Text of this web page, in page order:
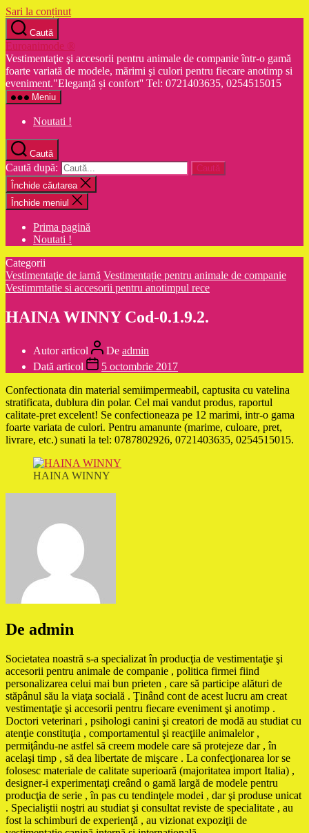
Sari la conținut
Caută
Euroanimode ®
Vestimentaţie şi accesorii pentru animale de companie într-o gamă
foarte variată de modele, mărimi şi culori pentru fiecare anotimp si
eveniment."Eleganță și confort'' Tel: 0721403635, 0254515015
Meniu
Noutati !
Caută
Caută după:
Închide căutarea
Închide meniul
Prima pagină
Noutati !
Categorii
Vestimentaţie de iarnă Vestimentație pentru animale de companie
Vestimrntatie si accesorii pentru anotimpul rece
HAINA WINNY Cod-0.1.9.2.
Autor articol De admin
Dată articol
5 octombrie 2017
Confectionata din material semiimpermeabil, captusita cu vatelina
stratificata, dublura din polar. Cel mai vandut produs, raportul
calitate-pret excelent! Se confectioneaza pe 12 marimi, intr-o gama
foarte variata de culori. Pentru amanunte (marime, culoare, pret,
livrare, etc.) sunati la tel: 0787802926, 0721403635, 0254515015.
HAINA WINNY
De admin
Societatea noastră s-a specializat în producţia de vestimentaţie şi
accesorii pentru animale de companie , politica firmei fiind
personalizarea celui mai bun prieten , care să participe alături de
stăpânul său la viaţa socială . Ţinând cont de acest lucru am creat
vestimentaţie şi accesorii pentru fiecare eveniment şi anotimp .
Doctori veterinari , psihologi canini şi creatori de modă au studiat cu
atenţie constituţia , comportamentul şi reacţiile animalelor ,
permiţându-ne astfel să creem modele care să protejeze dar , în
acelaşi timp , să dea libertate de mişcare . La confecţionarea lor se
folosesc materiale de calitate superioară (majoritatea import Italia) ,
designer-i experimentaţi creând o gamă largă de modele pentru
producţia de serie , în pas cu tendinţele modei , dar şi produse unicat
. Specialiştii noştri au studiat şi consultat reviste de specialitate , au
fost la schimburi de experienţă , au vizionat expoziţii de